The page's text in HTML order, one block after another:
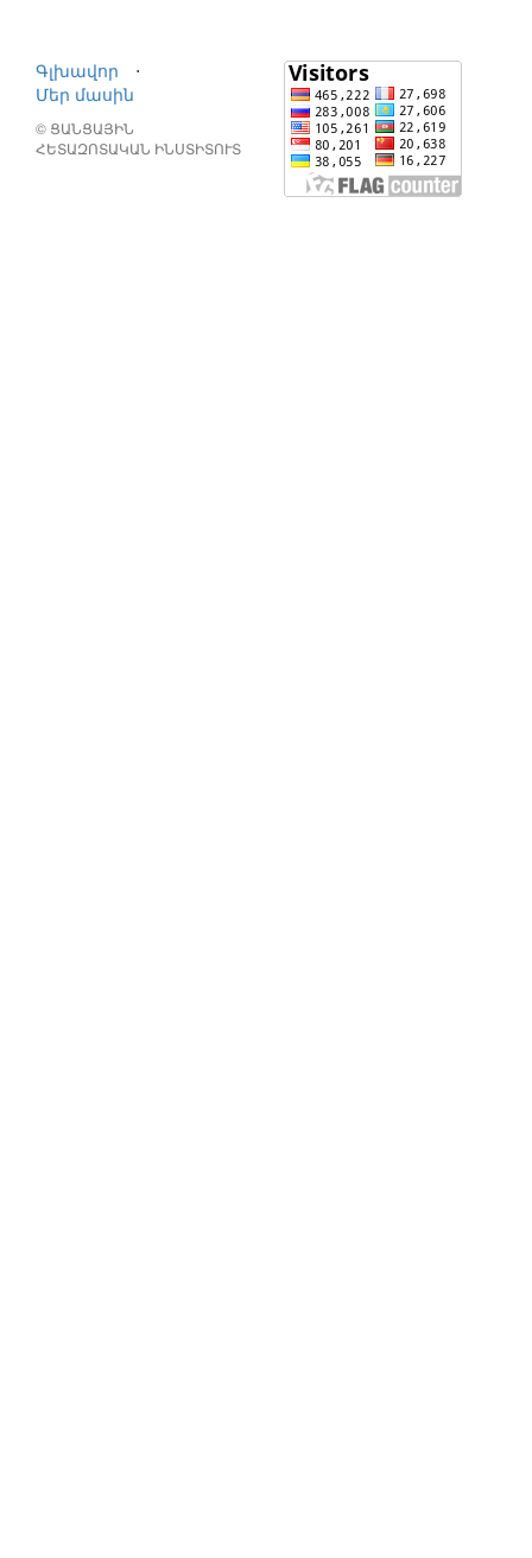
Գլխավոր
⋅
Մեր մասին
© ՑԱՆՑԱՅԻՆ
ՀԵՏԱԶՈՏԱԿԱՆ ԻՆՍՏԻՏՈՒՏ